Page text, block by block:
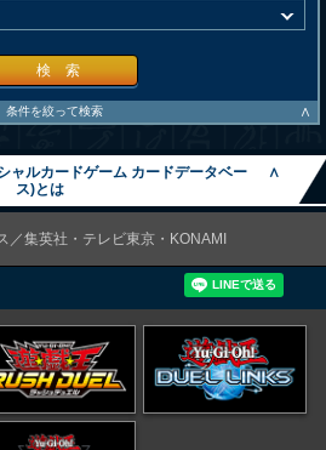
検 索
条件を絞って検索 ∧
ャルカードゲーム カードデータベー
ス)とは
∧
／集英社・テレビ東京・KONAMI